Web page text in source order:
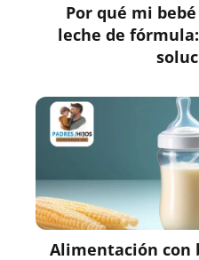
Por qué mi
leche de
Alimentación con